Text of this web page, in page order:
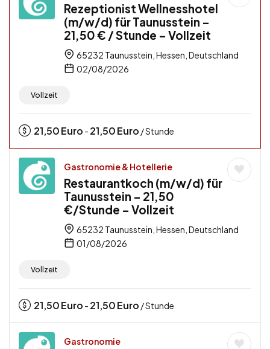
Rezeptionist Wellnesshotel
(m/w/d) für Taunusstein –
21,50 € / Stunde – Vollzeit
65232 Taunusstein, Hessen, Deutschland
02/08/2026
Vollzeit
21,50Euro - 21,50Euro / Stunde
Gastronomie & Hotellerie
Restaurantkoch (m/w/d) für
Taunusstein – 21,50
€/Stunde – Vollzeit
65232 Taunusstein, Hessen, Deutschland
01/08/2026
Vollzeit
21,50Euro - 21,50Euro / Stunde
Gastronomie